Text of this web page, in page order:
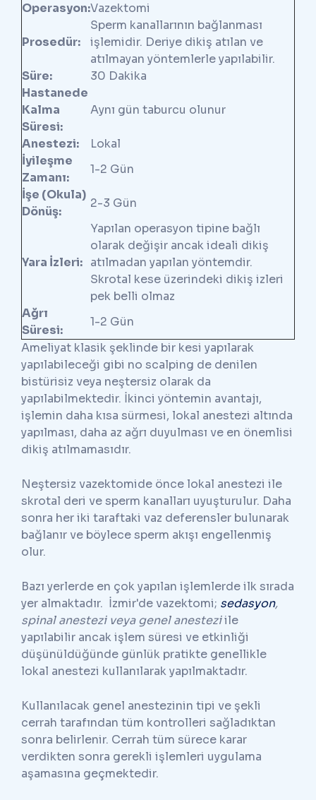
Operasyon:Vazektomi
Prosedür:
Sperm kanallarının bağlanması
işlemidir. Deriye dikiş atılan ve
atılmayan yöntemlerle yapılabilir.
Süre:
30 Dakika
Hastanede
Kalma
Süresi:
Aynı gün taburcu olunur
Anestezi:
Lokal
İyileşme
Zamanı:
1-2 Gün
İşe (Okula)
Dönüş:
2-3 Gün
Yara İzleri:
Yapılan operasyon tipine bağlı
olarak değişir ancak ideali dikiş
atılmadan yapılan yöntemdir.
Skrotal kese üzerindeki dikiş izleri
pek belli olmaz
Ağrı
Süresi:
1-2 Gün
Ameliyat klasik şeklinde bir kesi yapılarak
yapılabileceği gibi no scalping de denilen
bistürisiz veya neştersiz olarak da
yapılabilmektedir. İkinci yöntemin avantajı,
işlemin daha kısa sürmesi, lokal anestezi altında
yapılması, daha az ağrı duyulması ve en önemlisi
dikiş atılmamasıdır.
Neştersiz vazektomide önce lokal anestezi ile
skrotal deri ve sperm kanalları uyuşturulur. Daha
sonra her iki taraftaki vaz deferensler bulunarak
bağlanır ve böylece sperm akışı engellenmiş
olur.
Bazı yerlerde en çok yapılan işlemlerde ilk sırada
yer almaktadır. İzmir'de vazektomi; sedasyon,
spinal anestezi veya genel anesteziile
yapılabilir ancak işlem süresi ve etkinliği
düşünüldüğünde günlük pratikte genellikle
lokal anestezi kullanılarak yapılmaktadır.
Kullanılacak genel anestezinin tipi ve şekli
cerrah tarafından tüm kontrolleri sağladıktan
sonra belirlenir. Cerrah tüm sürece karar
verdikten sonra gerekli işlemleri uygulama
aşamasına geçmektedir.